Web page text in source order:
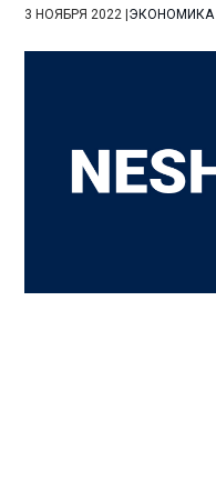
3 НОЯБРЯ 2022 |ЭКОНОМИКА